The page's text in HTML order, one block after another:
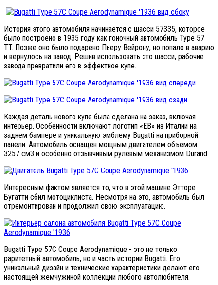
История этого автомобиля начинается с шасси 57335, которое
было построено в 1935 году как гоночный автомобиль Type 57
TT. Позже оно было подарено Пьеру Вейрону, но попало в аварию
и вернулось на завод. Решив использовать это шасси, рабочие
завода превратили его в эффектное купе.
Каждая деталь нового купе была сделана на заказ, включая
интерьер. Особенности включают логотип «EB» из Италии на
заднем бампере и уникальную эмблему Bugatti на приборной
панели. Автомобиль оснащен мощным двигателем объемом
3257 см3 и особенно отзывчивым рулевым механизмом Durand.
Интересным фактом является то, что в этой машине Этторе
Бугатти сбил мотоциклиста. Несмотря на это, автомобиль был
отремонтирован и продолжил свою эксплуатацию.
Bugatti Type 57C Coupe Aerodynamique - это не только
раритетный автомобиль, но и часть истории Bugatti. Его
уникальный дизайн и технические характеристики делают его
настоящей жемчужиной коллекции любого автолюбителя.